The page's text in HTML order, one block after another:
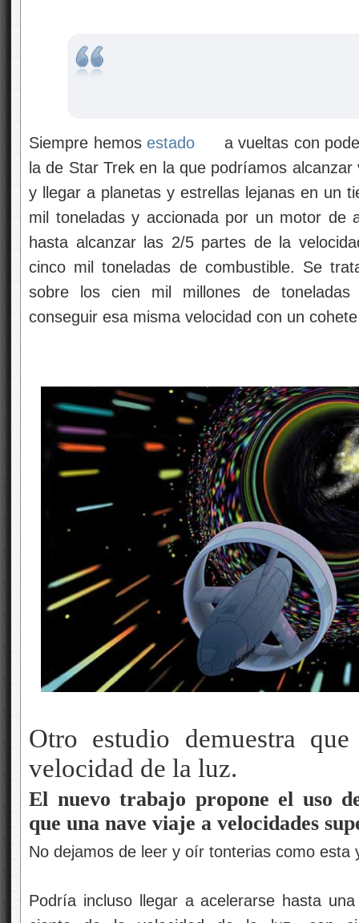
Siempre hemos estado
a vueltas con
la de Star Trek en la que podríamos
y llegar a planetas y estrellas lejanas en un
mil toneladas y accionada por un motor de
hasta alcanzar las 2/5 partes de la
cinco mil toneladas de combustible. Se
sobre los cien mil millones de toneladas
conseguir esa misma velocidad con un
Otro estudio demuestra
velocidad de la luz.
El nuevo trabajo propone el uso
que una nave viaje a velocidades
No dejamos de leer y oír tonterias como esta
Podría incluso llegar a acelerarse hasta